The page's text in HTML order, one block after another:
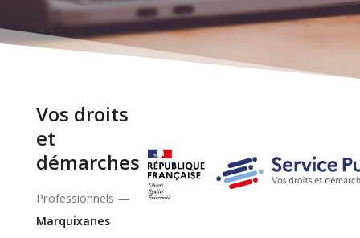
Vos droits
et
démarches
Professionnels —
Marquixanes